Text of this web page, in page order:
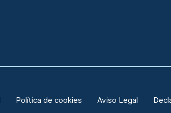
Política de cookies Aviso Legal